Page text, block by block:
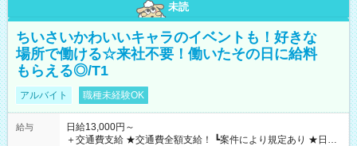
未読
ちいさいかわいいキャラのイベントも！好きな
場所で働ける☆来社不要！働いたその日に給料
もらえる◎/T1
アルバイト 職種未経験OK
給与
日給13,000円～
＋交通費支給 ★交通費全額支給！ ┗案件により規定あり ★日払